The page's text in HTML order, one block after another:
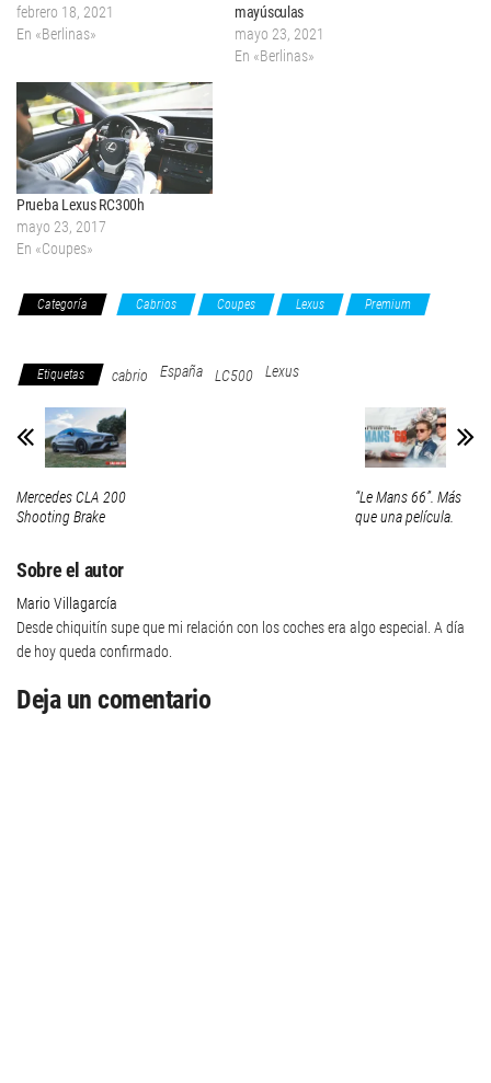
febrero 18, 2021
En «Berlinas»
mayúsculas
mayo 23, 2021
En «Berlinas»
Prueba Lexus RC300h
mayo 23, 2017
En «Coupes»
Categoría Cabrios Coupes Lexus
Premium
Etiquetas cabrio España LC500 Lexus
Mercedes CLA 200
Shooting Brake
“Le Mans 66”. Más
que una película.
Sobre el autor
Mario Villagarcía
Desde chiquitín supe que mi relación con los coches era algo especial. A día
de hoy queda confirmado.
Deja un comentario